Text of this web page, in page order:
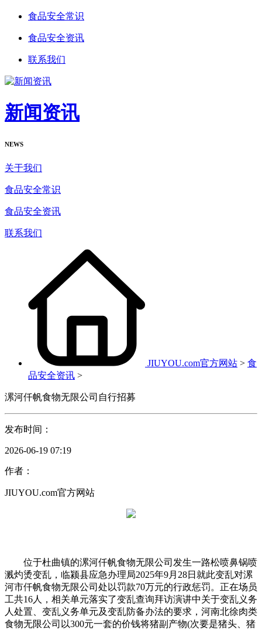
食品安全常识
食品安全资讯
联系我们
新闻资讯
NEWS
关于我们
食品安全常识
食品安全资讯
联系我们
JIUYOU.com官方网站 > 食
品安全资讯 >
漯河仟帆食物无限公司自行招募
发布时间：
2026-06-19 07:19
作者：
JIUYOU.com官方网站
位于杜曲镇的漯河仟帆食物无限公司发生一路松喷鼻锅喷
溅灼烫变乱，临颍县应急办理局2025年9月28日就此变乱对漯
河市仟帆食物无限公司处以罚款70万元的行政惩罚。正在场员
工共16人，相关单元落实了变乱查询拜访演讲中关于变乱义务
人处置、变乱义务单元及变乱防备办法的要求，河南北徐肉类
食物无限公司以300元一套的价钱将猪副产物(次要是猪头、猪